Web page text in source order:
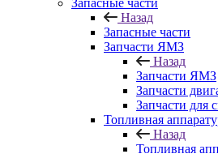
Запасные части
Назад
Запасные части
Запчасти ЯМЗ
Назад
Запчасти ЯМЗ
Запчасти
Запчасти для
Топливная
Назад
Топливная